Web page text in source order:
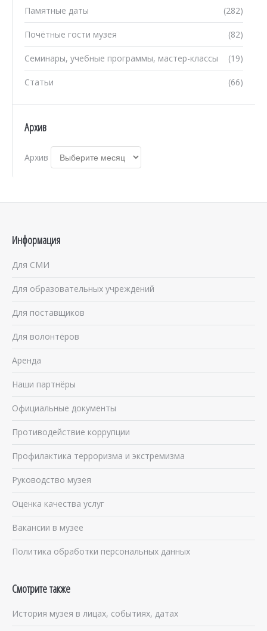
(282)
Памятные даты
(82)
Почётные гости музея
(19)
Семинары, учебные программы, мастер-классы
(66)
Статьи
Архив
Архив
Информация
Для СМИ
Для образовательных учреждений
Для поставщиков
Для волонтёров
Аренда
Наши партнёры
Официальные документы
Противодействие коррупции
Профилактика терроризма и экстремизма
Руководство музея
Оценка качества услуг
Вакансии в музее
Политика обработки персональных данных
Смотрите также
История музея в лицах, событиях, датах